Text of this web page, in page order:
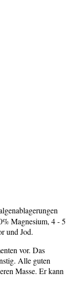
Magnesium, 4 - 5
und Jod.
vor. Das
Alle guten
Masse. Er kann